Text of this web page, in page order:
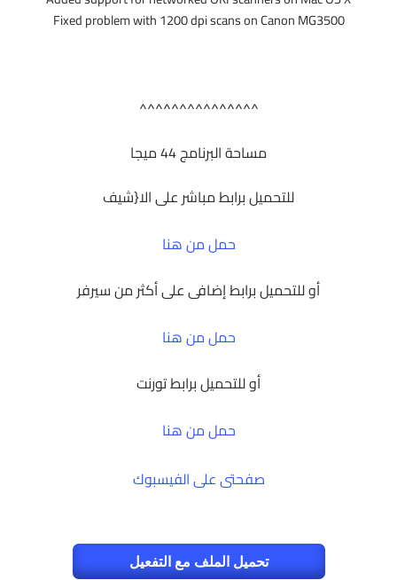
Fixed problem with 1200 dpi scans on Canon MG3500
^^^^^^^^^^^^^^^
مساحة البرنامج 44 ميجا
للتحميل برابط مباشر على الا{شيف
حمل من هنا
أو للتحميل برابط إضافى على أكثر من سيرفر
حمل من هنا
أو للتحميل برابط تورنت
حمل من هنا
صفحتى على الفيسبوك
تحميل الملف مع التفعيل